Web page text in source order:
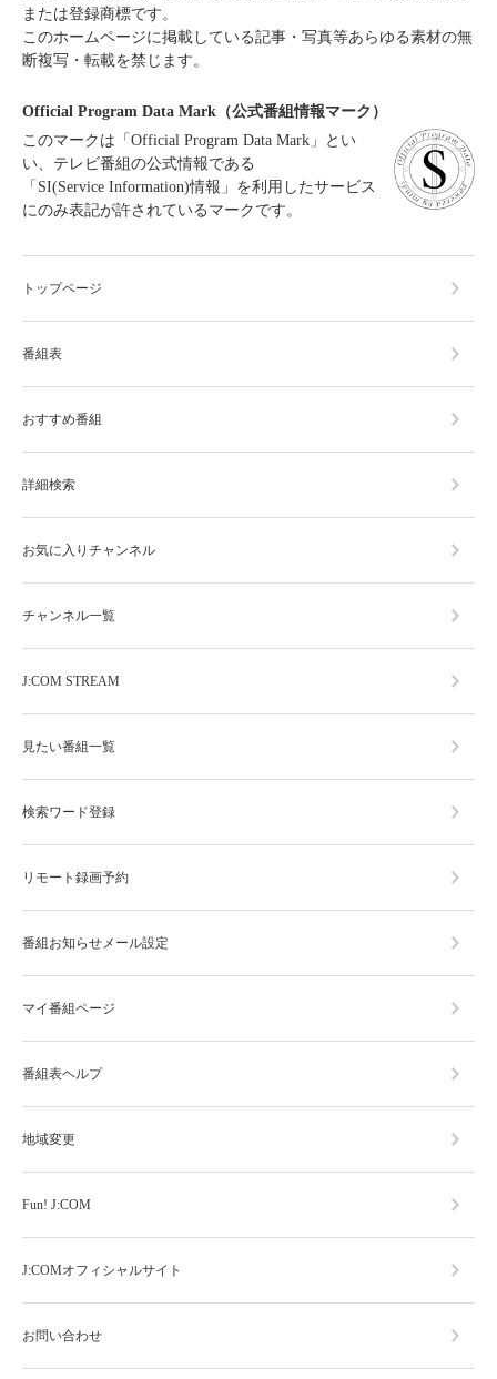
または登録商標です。
このホームページに掲載している記事・写真等あらゆる素材の無
断複写・転載を禁じます。
Official Program Data Mark（公式番組情報マーク）
このマークは「Official Program Data Mark」とい
い、テレビ番組の公式情報である
「SI(Service Information)情報」を利用したサービス
にのみ表記が許されているマークです。
トップページ
番組表
おすすめ番組
詳細検索
お気に入りチャンネル
チャンネル一覧
J:COM STREAM
見たい番組一覧
検索ワード登録
リモート録画予約
番組お知らせメール設定
マイ番組ページ
番組表ヘルプ
地域変更
Fun! J:COM
J:COMオフィシャルサイト
お問い合わせ